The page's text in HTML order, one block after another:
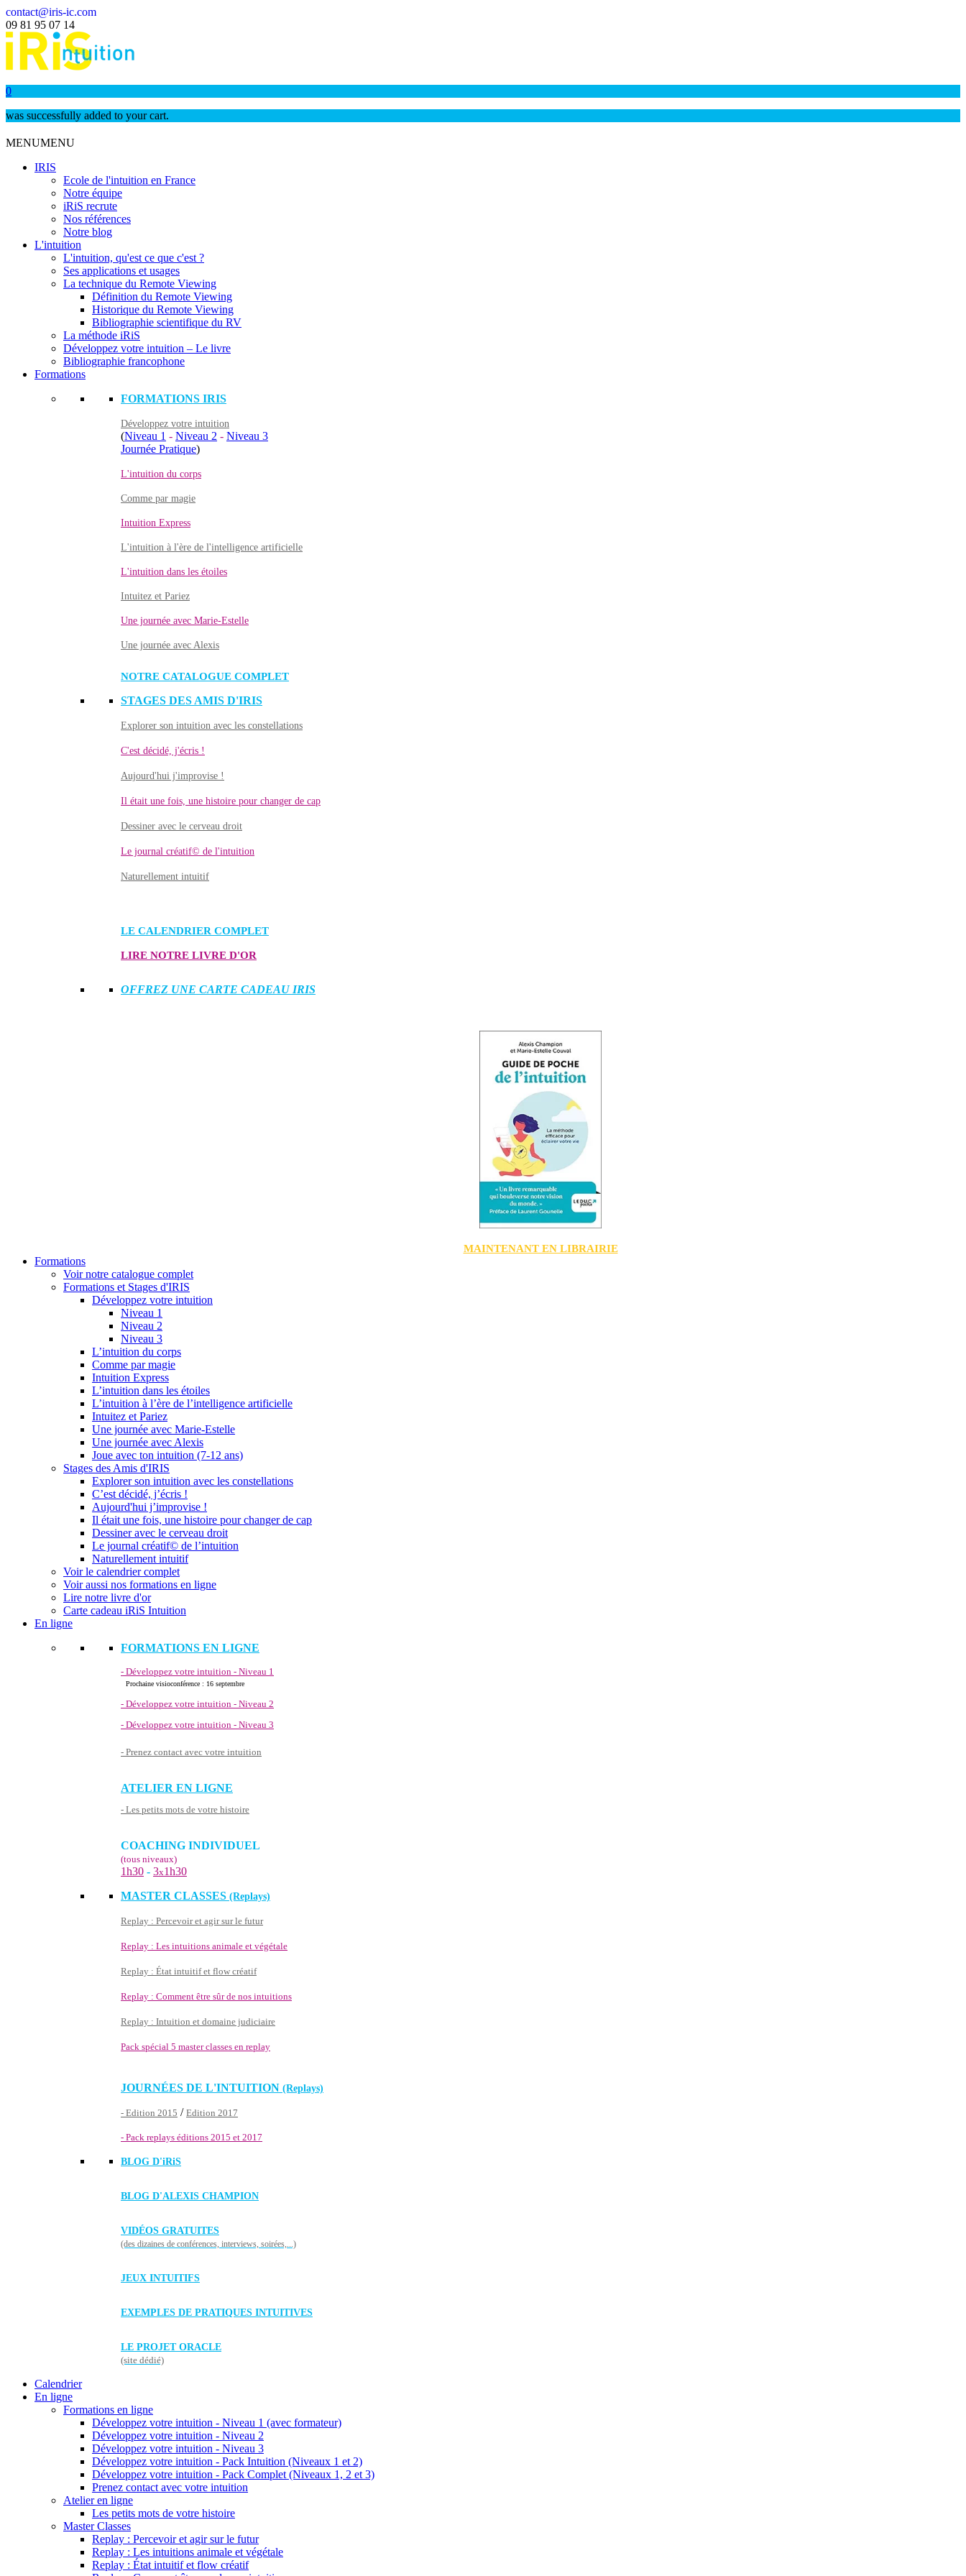
contact@iris-ic.com
09 81 95 07 14
0
was successfully added to your cart.
MENUMENU
IRIS
Ecole de l'intuition en France
Notre équipe
iRiS recrute
Nos références
Notre blog
L'intuition
L'intuition, qu'est ce que c'est ?
Ses applications et usages
La technique du Remote Viewing
Définition du Remote Viewing
Historique du Remote Viewing
Bibliographie scientifique du RV
La méthode iRiS
Développez votre intuition – Le livre
Bibliographie francophone
Formations
FORMATIONS IRIS
Développez votre intuition
(Niveau 1 - Niveau 2 - Niveau 3
Journée Pratique)
L'intuition du corps
Comme par magie
Intuition Express
L'intuition à l'ère de l'intelligence artificielle
L'intuition dans les étoiles
Intuitez et Pariez
Une journée avec Marie-Estelle
Une journée avec Alexis
NOTRE CATALOGUE COMPLET
STAGES DES AMIS D'IRIS
Explorer son intuition avec les constellations
C'est décidé, j'écris !
Aujourd'hui j'improvise !
Il était une fois, une histoire pour changer de cap
Dessiner avec le cerveau droit
Le journal créatif© de l'intuition
Naturellement intuitif
LE CALENDRIER COMPLET
LIRE NOTRE LIVRE D'OR
OFFREZ UNE CARTE CADEAU IRIS
MAINTENANT EN LIBRAIRIE
Formations
Voir notre catalogue complet
Formations et Stages d'IRIS
Développez votre intuition
Niveau 1
Niveau 2
Niveau 3
L’intuition du corps
Comme par magie
Intuition Express
L’intuition dans les étoiles
L’intuition à l’ère de l’intelligence artificielle
Intuitez et Pariez
Une journée avec Marie-Estelle
Une journée avec Alexis
Joue avec ton intuition (7-12 ans)
Stages des Amis d'IRIS
Explorer son intuition avec les constellations
C’est décidé, j’écris !
Aujourd'hui j’improvise !
Il était une fois, une histoire pour changer de cap
Dessiner avec le cerveau droit
Le journal créatif© de l’intuition
Naturellement intuitif
Voir le calendrier complet
Voir aussi nos formations en ligne
Lire notre livre d'or
Carte cadeau iRiS Intuition
En ligne
FORMATIONS EN LIGNE
- Développez votre intuition - Niveau 1
Prochaine visioconférence : 16 septembre
- Développez votre intuition - Niveau 2
- Développez votre intuition - Niveau 3
- Prenez contact avec votre intuition
ATELIER EN LIGNE
- Les petits mots de votre histoire
COACHING INDIVIDUEL
(tous niveaux)
1h30 - 3x1h30
MASTER CLASSES (Replays)
Replay : Percevoir et agir sur le futur
Replay : Les intuitions animale et végétale
Replay : État intuitif et flow créatif
Replay : Comment être sûr de nos intuitions
Replay : Intuition et domaine judiciaire
Pack spécial 5 master classes en replay
JOURNÉES DE L'INTUITION (Replays)
- Edition 2015 / Edition 2017
- Pack replays éditions 2015 et 2017
BLOG D'iRiS
BLOG D'ALEXIS CHAMPION
VIDÉOS GRATUITES
(des dizaines de conférences, interviews, soirées,...)
JEUX INTUITIFS
EXEMPLES DE PRATIQUES INTUITIVES
LE PROJET ORACLE
(site dédié)
Calendrier
En ligne
Formations en ligne
Développez votre intuition - Niveau 1 (avec formateur)
Développez votre intuition - Niveau 2
Développez votre intuition - Niveau 3
Développez votre intuition - Pack Intuition (Niveaux 1 et 2)
Développez votre intuition - Pack Complet (Niveaux 1, 2 et 3)
Prenez contact avec votre intuition
Atelier en ligne
Les petits mots de votre histoire
Master Classes
Replay : Percevoir et agir sur le futur
Replay : Les intuitions animale et végétale
Replay : État intuitif et flow créatif